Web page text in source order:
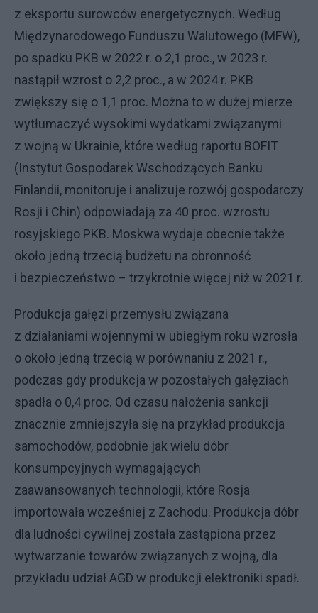
z eksportu surowców energetycznych. Według
Międzynarodowego Funduszu Walutowego (MFW),
po spadku PKB w 2022 r. o 2,1 proc., w 2023 r.
nastąpił wzrost o 2,2 proc., a w 2024 r. PKB
zwiększy się o 1,1 proc. Można to w dużej mierze
wytłumaczyć wysokimi wydatkami związanymi
z wojną w Ukrainie, które według raportu BOFIT
(Instytut Gospodarek Wschodzących Banku
Finlandii, monitoruje i analizuje rozwój gospodarczy
Rosji i Chin) odpowiadają za 40 proc. wzrostu
rosyjskiego PKB. Moskwa wydaje obecnie także
około jedną trzecią budżetu na obronność
i bezpieczeństwo – trzykrotnie więcej niż w 2021 r.
Produkcja gałęzi przemysłu związana
z działaniami wojennymi w ubiegłym roku wzrosła
o około jedną trzecią w porównaniu z 2021 r.,
podczas gdy produkcja w pozostałych gałęziach
spadła o 0,4 proc. Od czasu nałożenia sankcji
znacznie zmniejszyła się na przykład produkcja
samochodów, podobnie jak wielu dóbr
konsumpcyjnych wymagających
zaawansowanych technologii, które Rosja
importowała wcześniej z Zachodu. Produkcja dóbr
dla ludności cywilnej została zastąpiona przez
wytwarzanie towarów związanych z wojną, dla
przykładu udział AGD w produkcji elektroniki spadł.